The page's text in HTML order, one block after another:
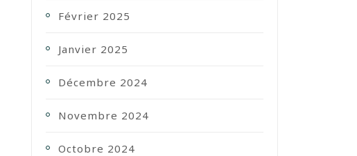
Février 2025
Janvier 2025
Décembre 2024
Novembre 2024
Octobre 2024